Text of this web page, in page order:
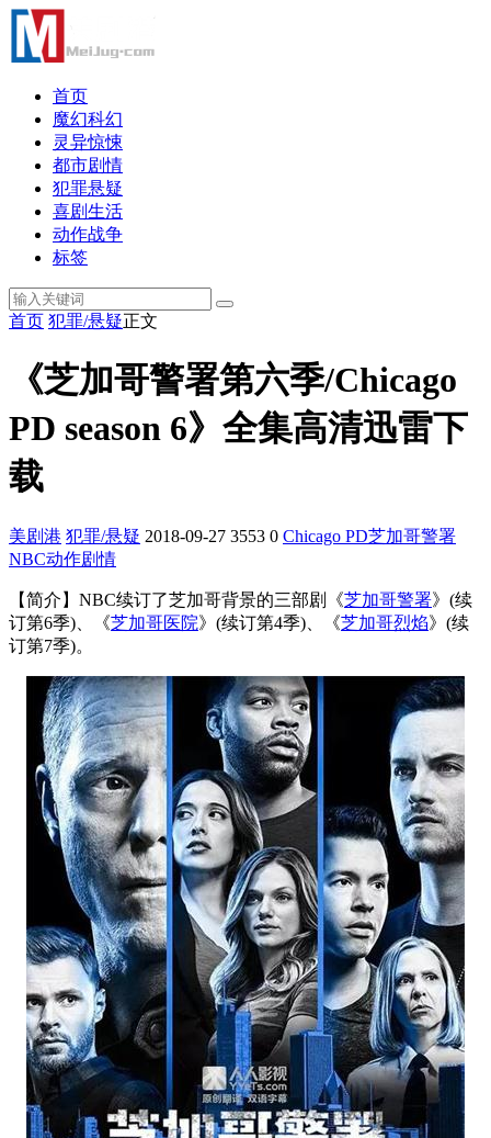
首页
魔幻科幻
灵异惊悚
都市剧情
犯罪悬疑
喜剧生活
动作战争
标签
首页 犯罪/悬疑正文
《芝加哥警署第六季/Chicago
PD season 6》全集高清迅雷下
载
美剧港 犯罪/悬疑 2018-09-27 3553 0 Chicago PD芝加哥警署
NBC动作剧情
【简介】 NBC续订了芝加哥背景的三部剧《芝加哥警署》(续
订第6季)、《芝加哥医院》(续订第4季)、《芝加哥烈焰》(续
订第7季)。